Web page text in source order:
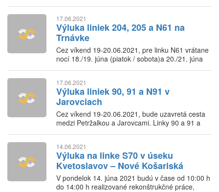
17.06.2021
Výluka liniek 204, 205 a N61 na
Trnávke
Cez víkend 19-20.06.2021, pre linku N61 vrátane
nocí 18./19. júna (piatok / sobota)a 20./21. júna
17.06.2021
Výluka liniek 90, 91 a N91 v
Jarovciach
Cez víkend 19-20.06.2021, bude uzavretá cesta
medzi Petržalkou a Jarovcami. Linky 90 a 91 a
14.06.2021
Výluka na linke S70 v úseku
Kvetoslavov – Nové Košariská
V pondelok 14. júna 2021 budú v čase od 10:00 h
do 14:00 h realizované rekonštrukčné práce,